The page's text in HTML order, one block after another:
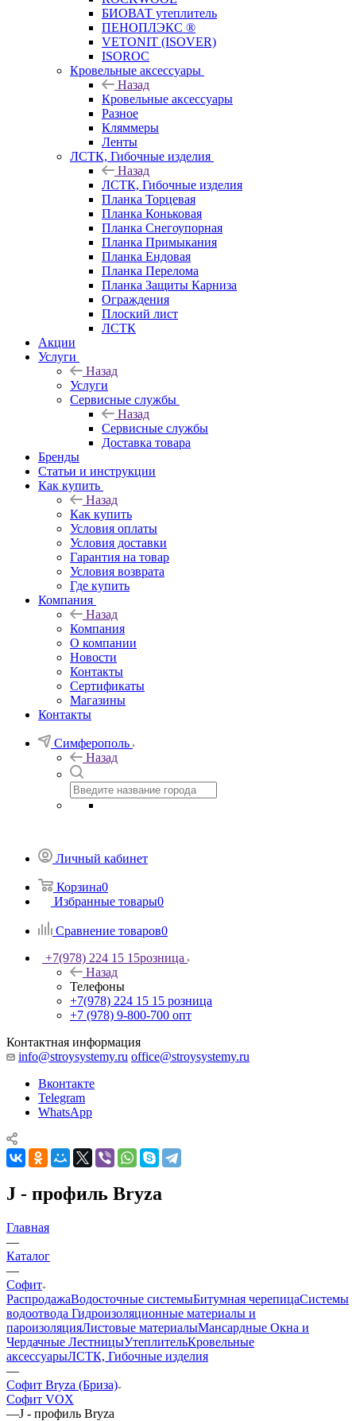
БИОВАТ утеплитель
ПЕНОПЛЭКС ®
VETONIT (ISOVER)
ISOROC
Кровельные аксессуары
Назад
Кровельные аксессуары
Разное
Кляммеры
Ленты
ЛСТК, Гибочные изделия
Назад
ЛСТК, Гибочные изделия
Планка Торцевая
Планка Коньковая
Планка Снегоупорная
Планка Примыкания
Планка Ендовая
Планка Перелома
Планка Защиты Карниза
Ограждения
Плоский лист
ЛСТК
Акции
Услуги
Назад
Услуги
Сервисные службы
Назад
Сервисные службы
Доставка товара
Бренды
Статьи и инструкции
Как купить
Назад
Как купить
Условия оплаты
Условия доставки
Гарантия на товар
Условия возврата
Где купить
Компания
Назад
Компания
О компании
Новости
Контакты
Сертификаты
Магазины
Контакты
Симферополь
Назад
Личный кабинет
Корзина0
Избранные товары0
Сравнение товаров0
+7(978) 224 15 15розница
Назад
Телефоны
+7(978) 224 15 15 розница
+7 (978) 9-800-700 опт
Контактная информация
info@stroysystemy.ru office@stroysystemy.ru
Вконтакте
Telegram
WhatsApp
J - профиль Bryza
Главная
—
Каталог
—
Софит
РаспродажаВодосточные системыБитумная черепицаСистемы
водоотвода Гидроизоляционные материалы и
пароизоляцияЛистовые материалыМансардные Окна и
Чердачные ЛестницыУтеплительКровельные
аксессуарыЛСТК, Гибочные изделия
—
Софит Bryza (Бриза)
Софит VOX
—J - профиль Bryza